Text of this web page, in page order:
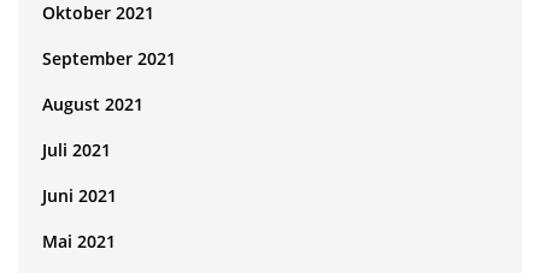
Oktober 2021
September 2021
August 2021
Juli 2021
Juni 2021
Mai 2021